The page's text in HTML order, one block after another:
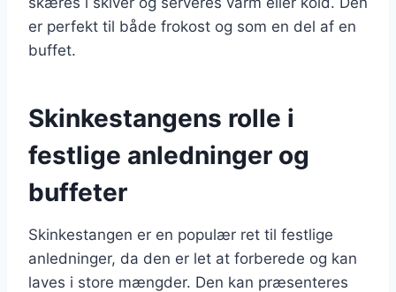
er perfekt til både frokost og som en del af en
buffet.
Skinkestangens rolle i
festlige anledninger og
buffeter
Skinkestangen er en populær ret til festlige
anledninger, da den er let at forberede og kan
laves i store mængder. Den kan præsenteres